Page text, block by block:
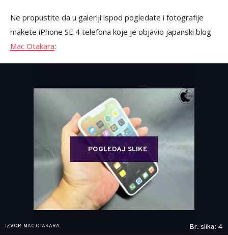
Ne propustite da u galeriji ispod pogledate i fotografije
makete iPhone SE 4 telefona koje je objavio japanski blog
Mac Otakara:
POGLEDAJ SLIKE
IZVOR: MAC OTAKARA Br. slika: 4